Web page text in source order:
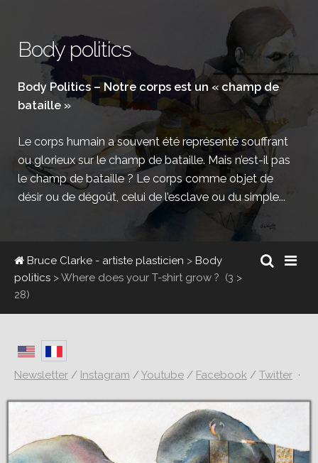
Body politics
Body Politics – Notre corps est un « champ de
bataille »
Le corps humain a souvent été représenté souffrant
ou glorieux sur le champ de bataille. Mais n’est-il pas
le champ de bataille ? Le corps comme objet de
désir ou de dégoût, celui de l’esclave ou du simple...
Bruce Clarke - artiste plasticien > Body
politics >Where does your T-shirt grow ? (3 >
28)
Newsletter / Instagram /Youtube / Facebook / Twitter ·